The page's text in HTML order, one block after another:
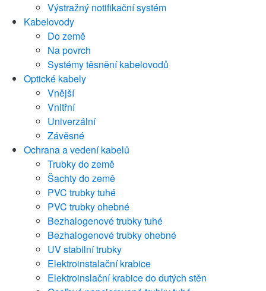
Výstražný notifikační systém
Kabelovody
Do země
Na povrch
Systémy těsnění kabelovodů
Optické kabely
Vnější
Vnitřní
Univerzální
Závěsné
Ochrana a vedení kabelů
Trubky do země
Šachty do země
PVC trubky tuhé
PVC trubky ohebné
Bezhalogenové trubky tuhé
Bezhalogenové trubky ohebné
UV stabilní trubky
Elektroinstalační krabice
Elektroinslační krabice do dutých stěn